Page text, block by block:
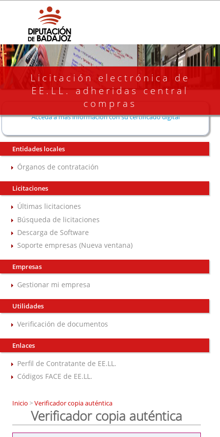
Licitación electrónica de
EE.LL. adheridas central
compras
Acceda a más información con su certificado digital
Entidades locales
Órganos de contratación
Licitaciones
Últimas licitaciones
Búsqueda de licitaciones
Descarga de Software
Soporte empresas (Nueva ventana)
Empresas
Gestionar mi empresa
Utilidades
Verificación de documentos
Enlaces
Perfil de Contratante de EE.LL.
Códigos FACE de EE.LL.
Inicio >Verificador copia auténtica
Verificador copia auténtica